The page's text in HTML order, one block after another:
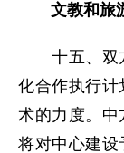
文教和旅
十五、双方
化合作执行
术的力度。
将对中心建设